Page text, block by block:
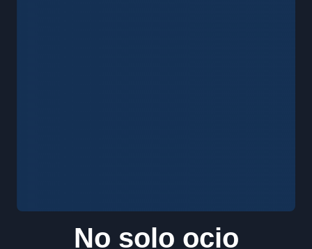
No solo ocio